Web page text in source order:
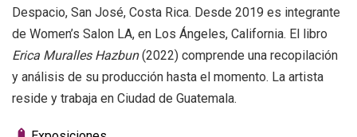
Despacio, San José, Costa Rica. Desde 2019 es integrante
de Women’s Salon LA, en Los Ángeles, California. El libro
Erica Muralles Hazbun(2022) comprende una recopilación
y análisis de su producción hasta el momento. La artista
reside y trabaja en Ciudad de Guatemala.